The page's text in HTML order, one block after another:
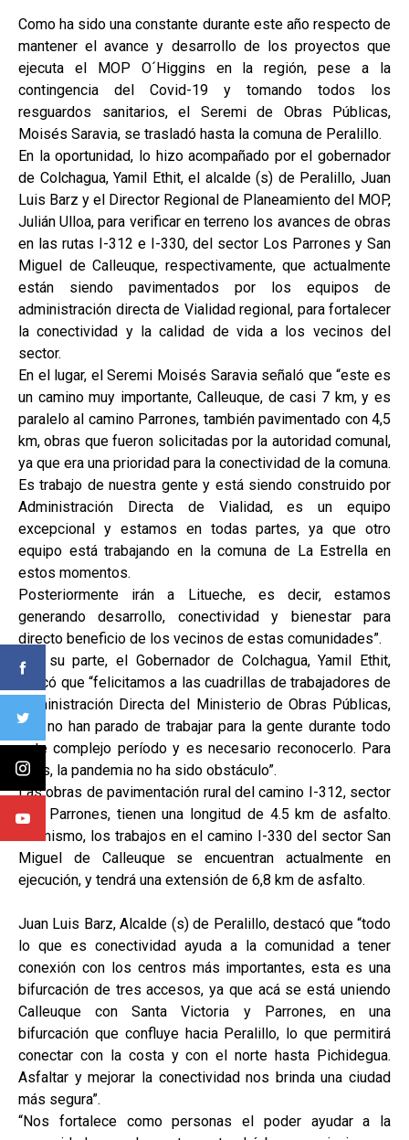
Como ha sido una constante durante este año respecto de
mantener el avance y desarrollo de los proyectos que
ejecuta el MOP O´Higgins en la región, pese a la
contingencia del Covid-19 y tomando todos los
resguardos sanitarios, el Seremi de Obras Públicas,
Moisés Saravia, se trasladó hasta la comuna de Peralillo.
En la oportunidad, lo hizo acompañado por el gobernador
de Colchagua, Yamil Ethit, el alcalde (s) de Peralillo, Juan
Luis Barz y el Director Regional de Planeamiento del MOP,
Julián Ulloa, para verificar en terreno los avances de obras
en las rutas I-312 e I-330, del sector Los Parrones y San
Miguel de Calleuque, respectivamente, que actualmente
están siendo pavimentados por los equipos de
administración directa de Vialidad regional, para fortalecer
la conectividad y la calidad de vida a los vecinos del
sector.
En el lugar, el Seremi Moisés Saravia señaló que “este es
un camino muy importante, Calleuque, de casi 7 km, y es
paralelo al camino Parrones, también pavimentado con 4,5
km, obras que fueron solicitadas por la autoridad comunal,
ya que era una prioridad para la conectividad de la comuna.
Es trabajo de nuestra gente y está siendo construido por
Administración Directa de Vialidad, es un equipo
excepcional y estamos en todas partes, ya que otro
equipo está trabajando en la comuna de La Estrella en
estos momentos.
Posteriormente irán a Litueche, es decir, estamos
generando desarrollo, conectividad y bienestar para
directo beneficio de los vecinos de estas comunidades”.
Por su parte, el Gobernador de Colchagua, Yamil Ethit,
indicó que “felicitamos a las cuadrillas de trabajadores de
Administración Directa del Ministerio de Obras Públicas,
que no han parado de trabajar para la gente durante todo
este complejo período y es necesario reconocerlo. Para
ellos, la pandemia no ha sido obstáculo”.
Las obras de pavimentación rural del camino I-312, sector
Los Parrones, tienen una longitud de 4.5 km de asfalto.
Asimismo, los trabajos en el camino I-330 del sector San
Miguel de Calleuque se encuentran actualmente en
ejecución, y tendrá una extensión de 6,8 km de asfalto.
Juan Luis Barz, Alcalde (s) de Peralillo, destacó que “todo
lo que es conectividad ayuda a la comunidad a tener
conexión con los centros más importantes, esta es una
bifurcación de tres accesos, ya que acá se está uniendo
Calleuque con Santa Victoria y Parrones, en una
bifurcación que confluye hacia Peralillo, lo que permitirá
conectar con la costa y con el norte hasta Pichidegua.
Asfaltar y mejorar la conectividad nos brinda una ciudad
más segura”.
“Nos fortalece como personas el poder ayudar a la